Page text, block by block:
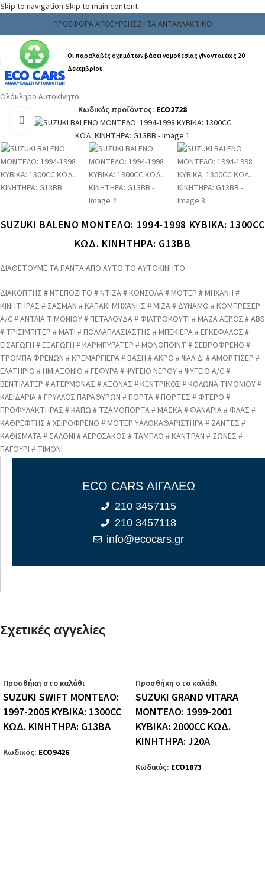
Skip to navigation Skip to main content
ΠΡΟΣΦΟΡΑ ΑΠΟΣΥΡΣΗΣΖΗΤΑ ΑΝΤΑΛΛΑΚΤΙΚΟ
Οι παραλαβές οχημάτων βάσει νομοθεσίας γίνονται έως 20
Δεκεμβρίου
Αρχική σελίδα/Ανταλλακτικα & Αξεσουάρ
Ολόκληρο Αυτοκίνητο
Κωδικός προϊόντος: ECO2728
Click to enlarge
SUZUKI BALENO ΜΟΝΤΕΛΟ: 1994-1998 ΚΥΒΙΚΑ: 1300CC
ΚΩΔ. ΚΙΝΗΤΗΡΑ: G13BB
ΔΙΑΘΕΤΟΥΜΕ ΤΑ ΠΑΝΤΑ ΑΠΟ ΑΥΤΟ ΤΟ ΑΥΤΟΚΙΝΗΤΟ
ΔΙΑΚΟΠΤΗΣ # ΝΤΕΠΟΖΙΤΟ # ΝΤΙΖΑ # ΚΟΝΣΟΛΑ # ΜΟΤΕΡ # ΜΗΧΑΝΗ #
ΚΙΝΗΤΗΡΑΣ # ΣΑΣΜΑΝ # ΚΑΠΑΚΙ ΜΗΧΑΝΗΣ # ΜΙΖΑ # ΔΥΝΑΜΟ # ΚΟΜΠΡΕΣΕΡ
A/C # ΑΝΤΛΙΑ ΤΙΜΟΝΙΟΥ # ΠΕΤΑΛΟΥΔΑ # ΦΙΛΤΡΟΚΟΥΤΙ # ΜΑΖΑ ΑΕΡΟΣ # ABS
# ΤΡΙΣΙΜΠΙΤΕΡ # ΜΑΤΙ # ΠΟΛΛΑΠΛΑΣΙΑΣΤΗΣ # ΜΠΕΚΙΕΡΑ # ΕΓΚΕΦΑΛΟΣ #
ΕΙΣΑΓΩΓΗ # ΕΞΑΓΩΓΗ # ΚΑΡΜΠΥΡΑΤΕΡ # ΜΟΝΟΠΟΙΝΤ # ΣΕΒΡΟΦΡΕΝΟ #
ΤΡΟΜΠΑ ΦΡΕΝΩΝ # ΚΡΕΜΑΡΓΙΕΡΑ # ΒΑΣΗ # ΑΚΡΟ # ΨΑΛΙΔΙ # ΑΜΟΡΤΙΣΕΡ #
ΕΛΑΤΗΡΙΟ # ΗΜΙΑΞΟΝΙΟ # ΓΕΦΥΡΑ # ΨΥΓΕΙΟ ΝΕΡΟΥ # ΨΥΓΕΙΟ A/C #
ΒΕΝΤΙΛΑΤΕΡ # ΑΤΕΡΜΟΝΑΣ # ΑΞΟΝΑΣ # ΚΕΝΤΡΙΚΟΣ # ΚΟΛΩΝΑ ΤΙΜΟΝΙΟΥ #
ΚΛΕΙΔΑΡΙΑ # ΓΡΥΛΛΟΣ ΠΑΡΑΘΥΡΩΝ # ΠΟΡΤΑ # ΠΟΡΤΕΣ # ΦΤΕΡΟ #
ΠΡΟΦΥΛΑΚΤΗΡΑΣ # ΚΑΠΩ # ΤΖΑΜΟΠΟΡΤΑ # ΜΑΣΚΑ # ΦΑΝΑΡΙΑ # ΦΛΑΣ #
ΚΑΘΡΕΦΤΗΣ # ΧΕΙΡΟΦΡΕΝΟ # ΜΟΤΕΡ ΥΑΛΟΚΑΘΑΡΙΣΤΗΡΑ # ΖΑΝΤΕΣ #
ΚΑΘΙΣΜΑΤΑ # ΣΑΛΟΝΙ # ΑΕΡΟΣΑΚΟΣ # ΤΑΜΠΛΟ # ΚΑΝΤΡΑΝ # ΖΩΝΕΣ #
ΠΑΓΟΥΡΙ # ΤΙΜΟΝΙ
ECO CARS ΑΙΓΑΛΕΩ
210 3457115
210 3457118
info@ecocars.gr
Σχετικές αγγελίες
Προσθήκη στο καλάθι
SUZUKI SWIFT ΜΟΝΤΕΛΟ:
1997-2005 ΚΥΒΙΚΑ: 1300CC
ΚΩΔ. ΚΙΝΗΤΗΡΑ: G13BA
Κωδικός: ECO9426
Προσθήκη στο καλάθι
SUZUKI GRAND VITARA
ΜΟΝΤΕΛΟ: 1999-2001
ΚΥΒΙΚΑ: 2000CC ΚΩΔ.
ΚΙΝΗΤΗΡΑ: J20A
Κωδικός: ECO1873